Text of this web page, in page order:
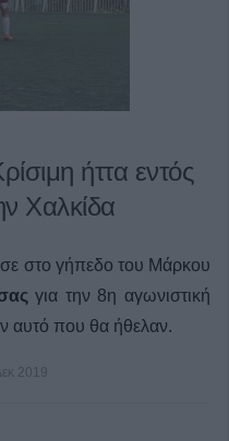
ήττα εντός
Χαλκίδα
στο γήπεδο του Μάρκου
για την 8η αγωνιστική
αυτό που θα ήθελαν.
2019